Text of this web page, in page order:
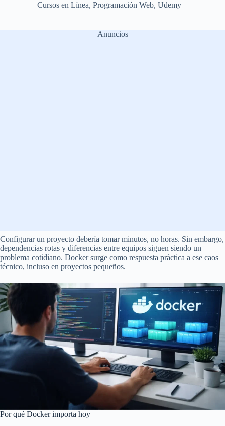
Cursos en Línea, Programación Web, Udemy
Anuncios
Configurar un proyecto debería tomar minutos, no horas. Sin embargo,
dependencias rotas y diferencias entre equipos siguen siendo un
problema cotidiano. Docker surge como respuesta práctica a ese caos
técnico, incluso en proyectos pequeños.
Por qué Docker importa hoy